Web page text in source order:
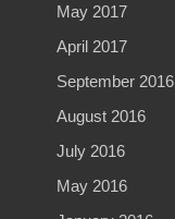
May 2017
April 2017
September 2016
August 2016
July 2016
May 2016